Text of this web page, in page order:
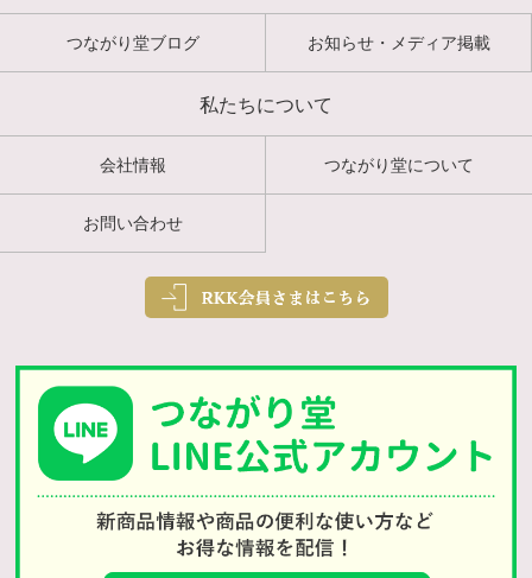
つながり堂ブログ お知らせ・メディア掲載
私たちについて
会社情報 つながり堂について
お問い合わせ